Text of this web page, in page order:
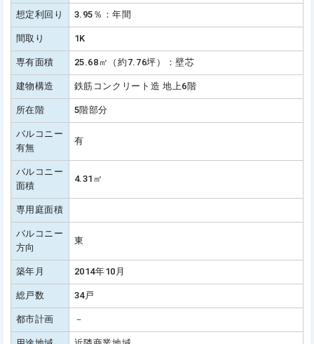
想定利回り 3.95％：年間
間取り 1K
専有面積 25.68㎡（約7.76坪）：壁芯
建物構造 鉄筋コンクリート造 地上6階
所在階 5階部分
バルコニー
有無
有
バルコニー
面積
4.31㎡
専用庭面積
バルコニー
方向
東
築年月 2014年10月
総戸数 34戸
都市計画 －